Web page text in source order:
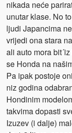
nikada neće
unutar klase. No
ljudi Japancima
vrijedi ona stara
ali auto mora
se Honda na
Pa ipak postoje
niz godina
Hondinim
takvima dopasti
Izuzev (i dalje)